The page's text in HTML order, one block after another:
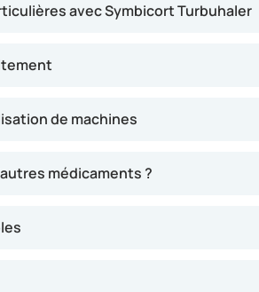
avec Symbicort Turbuhaler
de machines
médicaments ?